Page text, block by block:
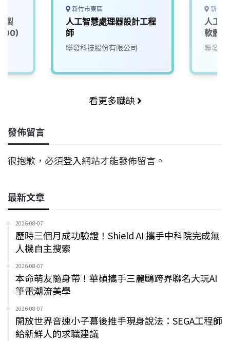
製
新竹市東區
人工智慧處理器設計工程
師
聯發科技股份有限公司
新竹
人工
軟體
聯發科
看更多職缺
發佈留言
很抱歉，必須登入網站才能發佈留言。
最新文章
2026-08-07
歷時三個月成功驗證！Shield AI 攜手中科院完成無
人機自主搜索
2026-08-07
本命萌友隨身帶！華碩攜手三麗鷗跨界聯名大玩AI
筆電潮流美學
2026-08-07
開放世界音速小子幕後推手現身說法：SEGA工程師
給新鮮人的求職建議